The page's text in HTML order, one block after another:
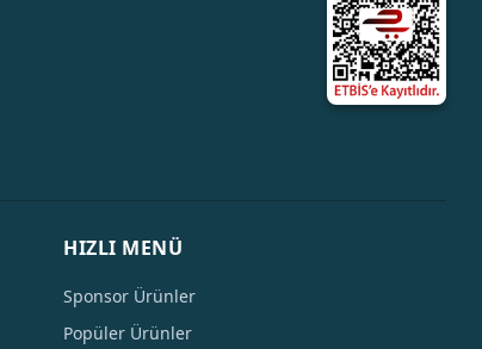
HIZLI MENÜ
Sponsor Ürünler
Popüler Ürünler